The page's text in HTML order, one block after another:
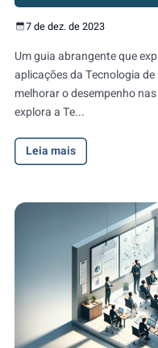
7 de dez. de 2023
Um guia abrangente que
aplicações da Tecnologia
melhorar o desempenho
explora a Te...
Leia mais